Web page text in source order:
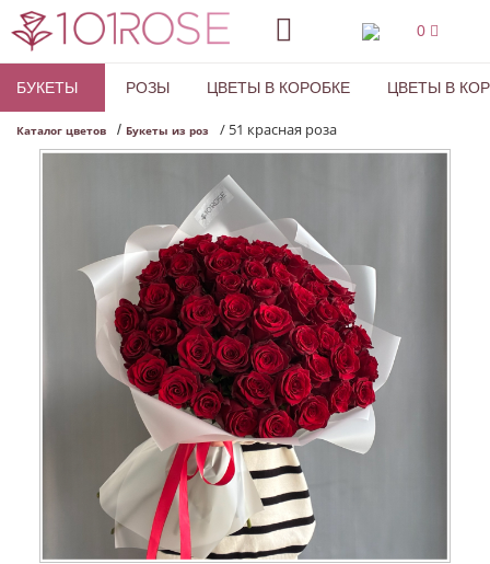
0
БУКЕТЫ РОЗЫ ЦВЕТЫ В КОРОБКЕ ЦВЕТЫ В
Каталог цветов / Букеты из роз / 51 красная роза